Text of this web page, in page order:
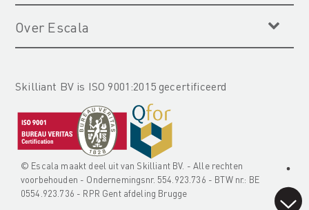
Over Escala
Skilliant BV is ISO 9001:2015 gecertificeerd
© Escala maakt deel uit van Skilliant BV. - Alle rechten
voorbehouden - Ondernemingsnr. 554.923.736 - BTW nr.: BE
0554.923.736 - RPR Gent afdeling Brugge